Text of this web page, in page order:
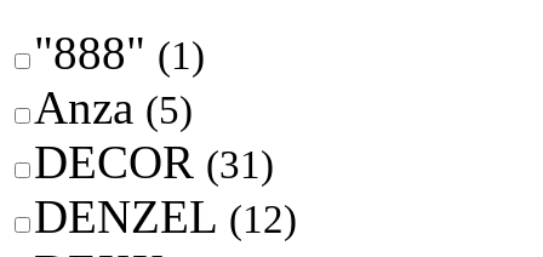
"888" (1)
Anza (5)
DECOR (31)
DENZEL (12)